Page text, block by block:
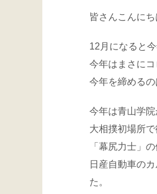
皆さんこんにち
12月になると
今年はまさにコ
今年を締める
今年は青山学
大相撲初場所
「幕尻力士」
日産自動車の
た。